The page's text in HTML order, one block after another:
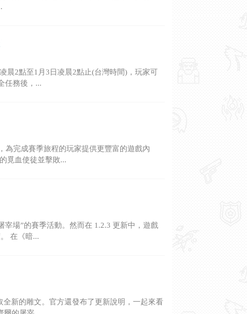
晨2點至1月3日凌晨2點止(台灣時間)，玩家可
任務後，...
為完成賽季旅程的玩家提供更豐富的遊戲內
覓血使徒並擊敗...
宰場”的賽季活動。然而在 1.2.3 更新中，遊戲
在《暗...
新的雕文。官方還發布了更新說明，一起來看